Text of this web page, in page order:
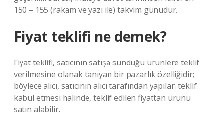
150 – 155 (rakam ve yazı ile) takvim günüdür.
Fiyat teklifi ne demek?
Fiyat teklifi, satıcının satışa sunduğu ürünlere teklif
verilmesine olanak tanıyan bir pazarlık özelliğidir;
böylece alıcı, satıcının alıcı tarafından yapılan teklifi
kabul etmesi halinde, teklif edilen fiyattan ürünü
satın alabilir.